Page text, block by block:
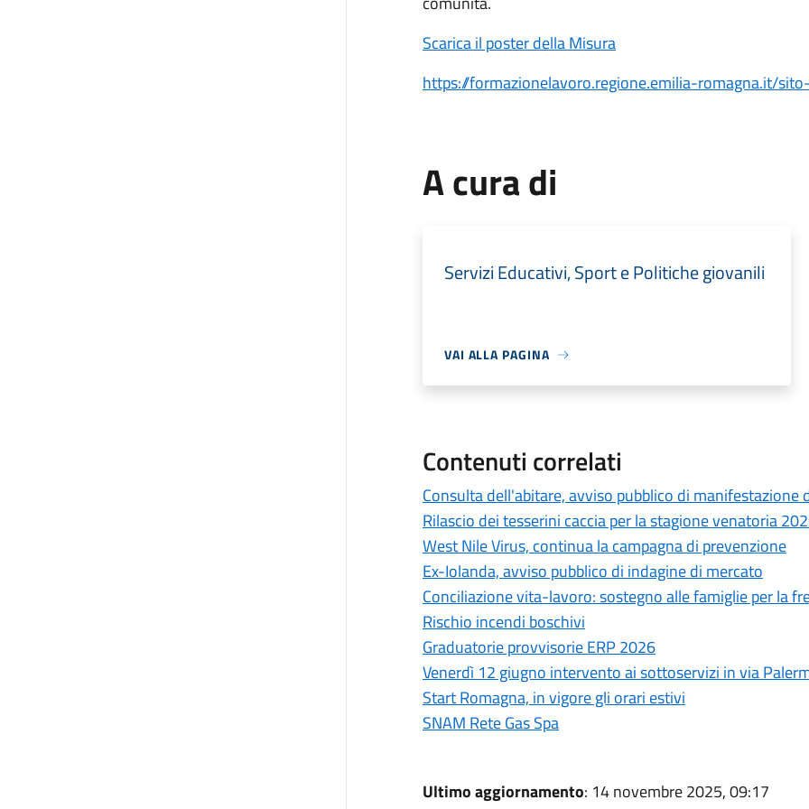
Scarica il poster della Misura
https://formazionelavoro.regione.emilia-romagna.it/
A cura di
Servizi Educativi, Sport e Politiche giovanili
VAI ALLA PAGINA
Contenuti correlati
Consulta dell'abitare, avviso pubblico di manifestazione
Rilascio dei tesserini caccia per la stagione venatoria
West Nile Virus, continua la campagna di prevenzione
Ex-Iolanda, avviso pubblico di indagine di mercato
Conciliazione vita-lavoro: sostegno alle famiglie per la
Rischio incendi boschivi
Graduatorie provvisorie ERP 2026
Venerdì 12 giugno intervento ai sottoservizi in via
Start Romagna, in vigore gli orari estivi
SNAM Rete Gas Spa
Ultimo aggiornamento: 14 novembre 2025, 09:17